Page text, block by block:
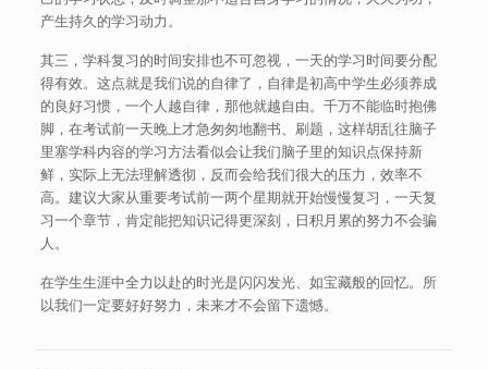
产生持久的学习动力。
其三，学科复习的时间安排也不可忽视，一天的学习时间要分配
得有效。这点就是我们说的自律了，自律是初高中学生必须养成
的良好习惯，一个人越自律，那他就越自由。千万不能临时抱佛
脚，在考试前一天晚上才急匆匆地翻书、刷题，这样胡乱往脑子
里塞学科内容的学习方法看似会让我们脑子里的知识点保持新
鲜，实际上无法理解透彻，反而会给我们很大的压力，效率不
高。建议大家从重要考试前一两个星期就开始慢慢复习，一天复
习一个章节，肯定能把知识记得更深刻，日积月累的努力不会骗
人。
在学生生涯中全力以赴的时光是闪闪发光、如宝藏般的回忆。所
以我们一定要好好努力，未来才不会留下遗憾。